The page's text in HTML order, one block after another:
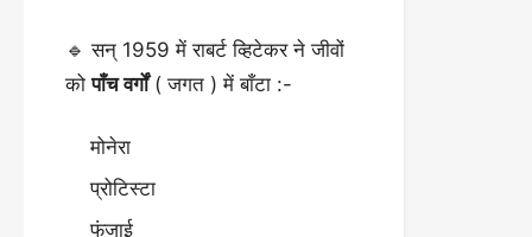
🔹 सन् 1959 में राबर्ट व्हिटेकर ने जीवों
कोपाँच वर्गों( जगत ) में बाँटा :-
मोनेरा
प्रोटिस्टा
फंजाई